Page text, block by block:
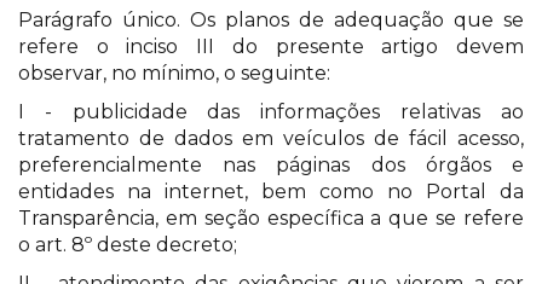
Parágrafo único. Os planos de adequação que se
refere o inciso III do presente artigo devem
observar, no mínimo, o seguinte:
I - publicidade das informações relativas ao
tratamento de dados em veículos de fácil acesso,
preferencialmente nas páginas dos órgãos e
entidades na internet, bem como no Portal da
Transparência, em seção específica a que se refere
o art. 8º deste decreto;